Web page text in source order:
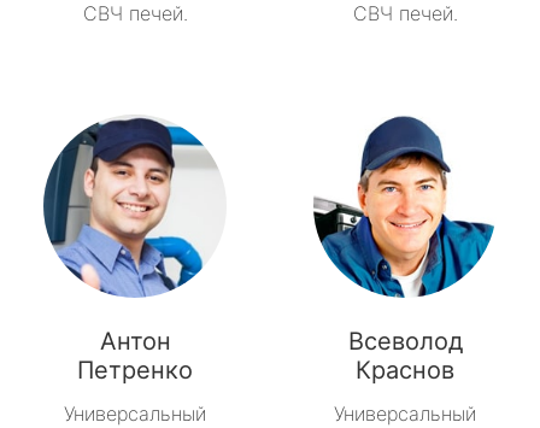
СВЧ печей.
СВЧ печей.
Антон
Петренко
Универсальный
Всеволод
Краснов
Универсальный